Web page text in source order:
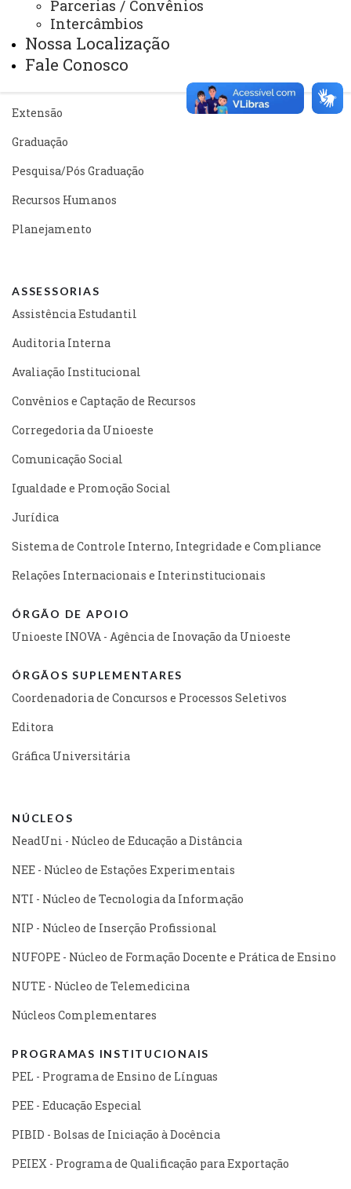
Parcerias / Convênios
Intercâmbios
Nossa Localização
Fale Conosco
Secretaria dos Conselhos Superiores
PRÓ-REITORIAS
Extensão
Graduação
Pesquisa/Pós Graduação
Recursos Humanos
Planejamento
ASSESSORIAS
Assistência Estudantil
Auditoria Interna
Avaliação Institucional
Convênios e Captação de Recursos
Corregedoria da Unioeste
Comunicação Social
Igualdade e Promoção Social
Jurídica
Sistema de Controle Interno, Integridade e Compliance
Relações Internacionais e Interinstitucionais
ÓRGÃO DE APOIO
Unioeste INOVA - Agência de Inovação da Unioeste
ÓRGÃOS SUPLEMENTARES
Coordenadoria de Concursos e Processos Seletivos
Editora
Gráfica Universitária
NÚCLEOS
NeadUni - Núcleo de Educação a Distância
NEE - Núcleo de Estações Experimentais
NTI - Núcleo de Tecnologia da Informação
NIP - Núcleo de Inserção Profissional
NUFOPE - Núcleo de Formação Docente e Prática de Ensino
NUTE - Núcleo de Telemedicina
Núcleos Complementares
PROGRAMAS INSTITUCIONAIS
PEL - Programa de Ensino de Línguas
PEE - Educação Especial
PIBID - Bolsas de Iniciação à Docência
PEIEX - Programa de Qualificação para Exportação